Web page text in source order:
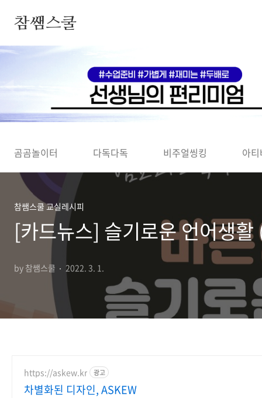
참쌤스쿨
◀
곰곰놀이터 다독다독 비주얼씽킹 아
참쌤스쿨 교실레시피
[카드뉴스] 슬기로운 언어생
by 참쌤스쿨 2022. 3. 1.
https://askew.kr 광고
차별화된 디자인, ASKEW